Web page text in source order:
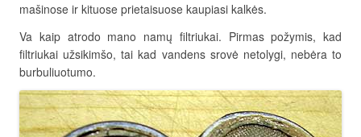
mašinose ir kituose prietaisuose kaupiasi kalkės.
Va kaip atrodo mano namų filtriukai. Pirmas požymis, kad
filtriukai užsikimšo, tai kad vandens srovė netolygi, nebėra to
burbuliuotumo.